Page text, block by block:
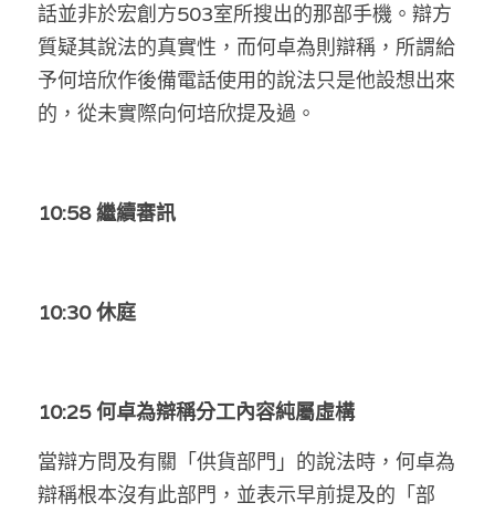
話並非於宏創方503室所搜出的那部手機。辯方
質疑其說法的真實性，而何卓為則辯稱，所謂給
予何培欣作後備電話使用的說法只是他設想出來
的，從未實際向何培欣提及過。
10:58 繼續審訊
10:30 休庭
10:25 何卓為辯稱分工內容純屬虛構
當辯方問及有關「供貨部門」的說法時，何卓為
辯稱根本沒有此部門，並表示早前提及的「部